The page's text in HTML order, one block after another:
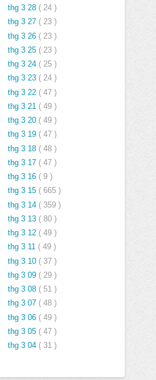
thg 3 28 ( 24 )
thg 3 27 ( 23 )
thg 3 26 ( 23 )
thg 3 25 ( 23 )
thg 3 24 ( 25 )
thg 3 23 ( 24 )
thg 3 22 ( 47 )
thg 3 21 ( 49 )
thg 3 20 ( 49 )
thg 3 19 ( 47 )
thg 3 18 ( 48 )
thg 3 17 ( 47 )
thg 3 16 ( 9 )
thg 3 15 ( 665 )
thg 3 14 ( 359 )
thg 3 13 ( 80 )
thg 3 12 ( 49 )
thg 3 11 ( 49 )
thg 3 10 ( 37 )
thg 3 09 ( 29 )
thg 3 08 ( 51 )
thg 3 07 ( 48 )
thg 3 06 ( 49 )
thg 3 05 ( 47 )
thg 3 04 ( 31 )